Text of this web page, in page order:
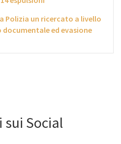
Polizia un ricercato a livello
ed evasione
sui Social